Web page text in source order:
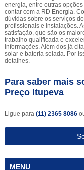
energia, entre outras
contar com a RD Energia.
dúvidas sobre os serviços
profissionais e instalações.
satisfação, que são os
trabalho qualificada e
informações. Além dos já
solar e bateria selada. Por
detalhes.
Para saber mais
Preço Itupeva
Ligue para (11) 2365 8086
MENU